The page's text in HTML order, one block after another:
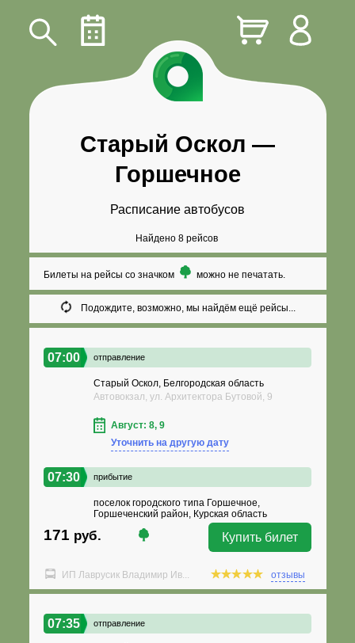
Старый Оскол —
Горшечное
Расписание автобусов
Найдено 8 рейсов
Билеты на рейсы со значком можно не печатать.
Подождите, возможно, мы найдём ещё рейсы...
07:00 отправление
Старый Оскол, Белгородская область
Автовокзал, ул. Архитектора Бутовой, 9
Август: 8, 9
Уточнить на другую дату
07:30 прибытие
поселок городского типа Горшечное,
Горшеченский район, Курская область
171 руб. Купить билет
ИП Лаврусик Владимир Ив... отзывы
07:35 отправление